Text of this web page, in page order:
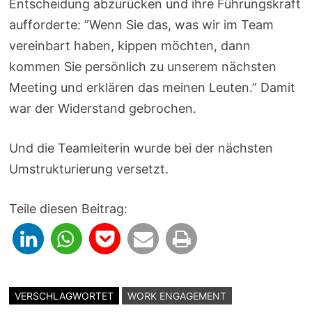
Entscheidung abzurücken und ihre Führungskraft
aufforderte: ”Wenn Sie das, was wir im Team
vereinbart haben, kippen möchten, dann
kommen Sie persönlich zu unserem nächsten
Meeting und erklären das meinen Leuten.” Damit
war der Widerstand gebrochen.
Und die Teamleiterin wurde bei der nächsten
Umstrukturierung versetzt.
Teile diesen Beitrag:
VERSCHLAGWORTET WORK ENGAGEMENT